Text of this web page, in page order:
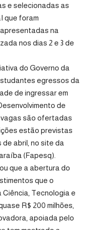
e selecionadas as
que foram
na
nos dias 2 e 3 de
do Governo da
egressos da
de ingressar em
de
vagas são ofertadas
estão previstas
abril, no site da
(Fapesq).
que a abertura do
que o
Tecnologia e
R$ 200 milhões,
apoiada pelo